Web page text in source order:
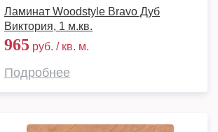
Ламинат Woodstyle Bravo Дуб
Виктория, 1 м.кв.
965 руб. / кв. м.
Подробнее